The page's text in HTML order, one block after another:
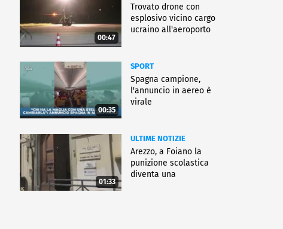
00:47
Trovato drone con
esplosivo vicino cargo
ucraino all'aeroporto
00:35
SPORT
Spagna campione,
l'annuncio in aereo è
virale
01:33
ULTIME NOTIZIE
Arezzo, a Foiano la
punizione scolastica
diventa una